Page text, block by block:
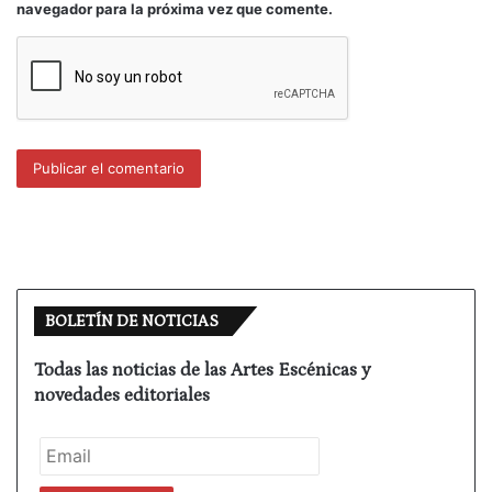
yo abogo por la reflexión pausada, no la impresión
lleva a esforzarme en esos comentarios y, en
comentar en estas homilías luneras, pero siempre,
liberarme.
Para seguir con el tema de estas semanas
pasadas. Me han comentado los extras que cobra
sueldo mensual por cada escritura de un texto y
cada dirección. Cuando los compruebe
navegador para la próxima vez que comente.
BOLETÍN DE NOTICIAS
Todas las noticias de las Artes Escénicas y
novedades editoriales